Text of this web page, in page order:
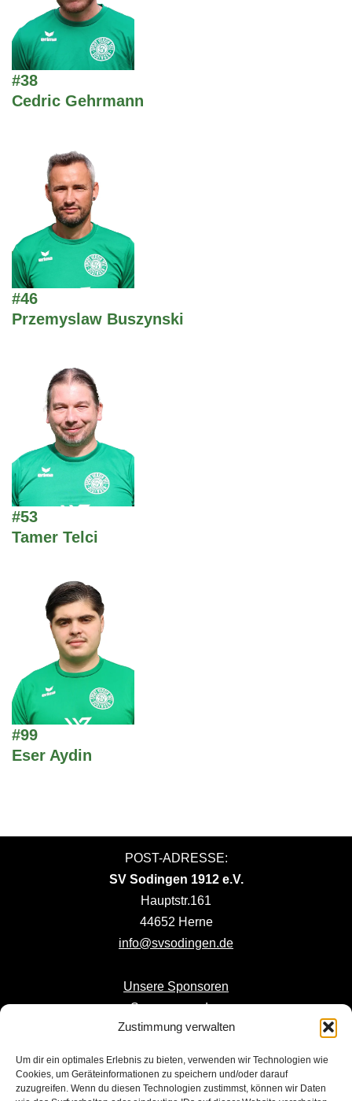
Zustimmung verwalten
Um dir ein optimales Erlebnis zu bieten, verwenden wir Technologien wie
Cookies, um Geräteinformationen zu speichern und/oder darauf
zuzugreifen. Wenn du diesen Technologien zustimmst, können wir Daten
#38
Cedric Gehrmann
#46
Przemyslaw Buszynski
#53
Tamer Telci
#99
Eser Aydin
POST-ADRESSE:
SV Sodingen 1912 e.V.
Hauptstr.161
44652 Herne
info@svsodingen.de
Unsere Sponsoren
Sponsor werden
Mitglied werden
NUR ANFAHRT -KEINE POST:
EDEKA Ziob Glück-Auf-Stadion